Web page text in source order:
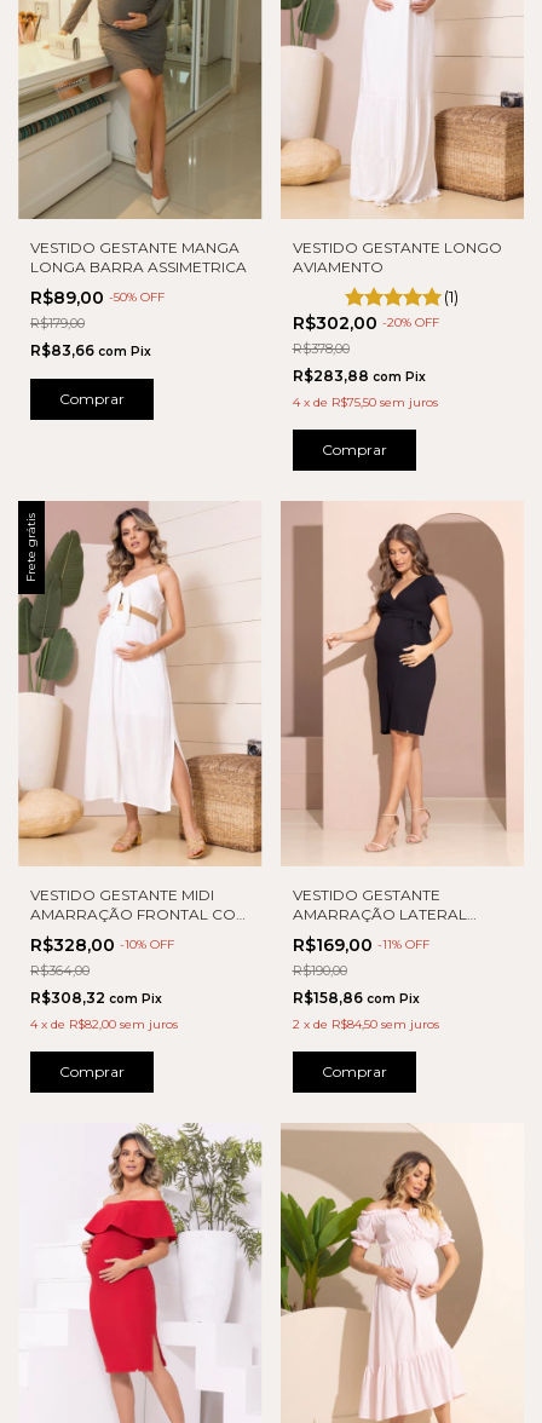
VESTIDO GESTANTE MANGA
LONGA BARRA ASSIMETRICA
R$89,00 -50% OFF
R$179,00
R$83,66 com Pix
Comprar
VESTIDO GESTANTE LONGO
AVIAMENTO
(1)
R$302,00 -20% OFF
R$378,00
R$283,88 com Pix
4 x de R$75,50 sem juros
Comprar
Frete grátis
VESTIDO GESTANTE MIDI
AMARRAÇÃO FRONTAL COM
AVIAMENTO
R$328,00 -10% OFF
R$364,00
R$308,32 com Pix
4 x de R$82,00 sem juros
Comprar
VESTIDO GESTANTE
AMARRAÇÃO LATERAL
RIBANA
R$169,00 -11% OFF
R$190,00
R$158,86 com Pix
2 x de R$84,50 sem juros
Comprar